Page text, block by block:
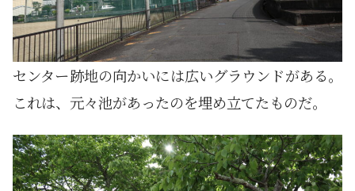
センター跡地の向かいには広いグラウンドがある。
これは、元々池があったのを埋め立てたものだ。